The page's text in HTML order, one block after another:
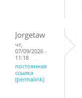
Jorgetaw
чт,
07/09/2026 -
11:18
постоянная
ссылка
(permalink)